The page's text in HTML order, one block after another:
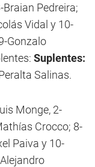
Braian Pedreira;
Vidal y 10-
Gonzalo
Suplentes:
Salinas.
Monge, 2-
Crocco; 8-
Paiva y 10-